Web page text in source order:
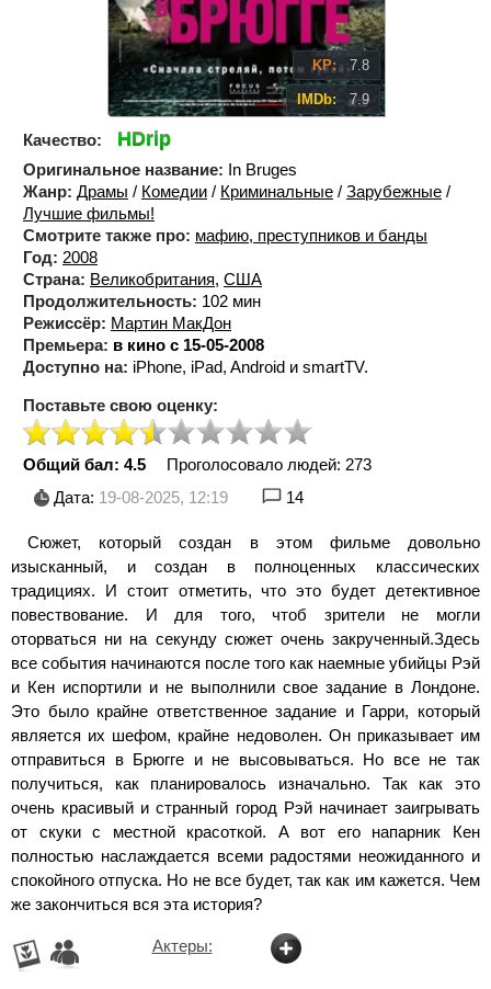
KP: 7.8
IMDb: 7.9
Качество: HDrip
Оригинальное название: In Bruges
Жанр: Драмы / Комедии / Криминальные / Зарубежные /
Лучшие фильмы!
Смотрите также про: мафию, преступников и банды
Год: 2008
Страна: Великобритания, США
Продолжительность: 102 мин
Режиссёр: Мартин МакДон
Премьера: в кино с 15-05-2008
Доступно на: iPhone, iPad, Android и smartTV.
Поставьте свою оценку:
Общий бал: 4.5 Проголосовало людей: 273
Дата: 19-08-2025, 12:19 14
Сюжет, который создан в этом фильме довольно
изысканный, и создан в полноценных классических
традициях. И стоит отметить, что это будет детективное
повествование. И для того, чтоб зрители не могли
оторваться ни на секунду сюжет очень закрученный.Здесь
все события начинаются после того как наемные убийцы Рэй
и Кен испортили и не выполнили свое задание в Лондоне.
Это было крайне ответственное задание и Гарри, который
является их шефом, крайне недоволен. Он приказывает им
отправиться в Брюгге и не высовываться. Но все не так
получиться, как планировалось изначально. Так как это
очень красивый и странный город Рэй начинает заигрывать
от скуки с местной красоткой. А вот его напарник Кен
полностью наслаждается всеми радостями неожиданного и
спокойного отпуска. Но не все будет, так как им кажется. Чем
же закончиться вся эта история?
Актеры: